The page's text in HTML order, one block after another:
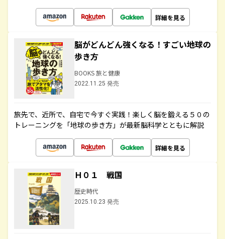
詳細を見る
脳がどんどん強くなる！すごい地球の
歩き方
BOOKS 旅と健康
2022.11.25 発売
旅先で、近所で、自宅で今すぐ実践！楽しく脳を鍛える５０の
トレーニングを「地球の歩き方」が最新脳科学とともに解説
詳細を見る
Ｈ０１ 戦国
歴史時代
2025.10.23 発売